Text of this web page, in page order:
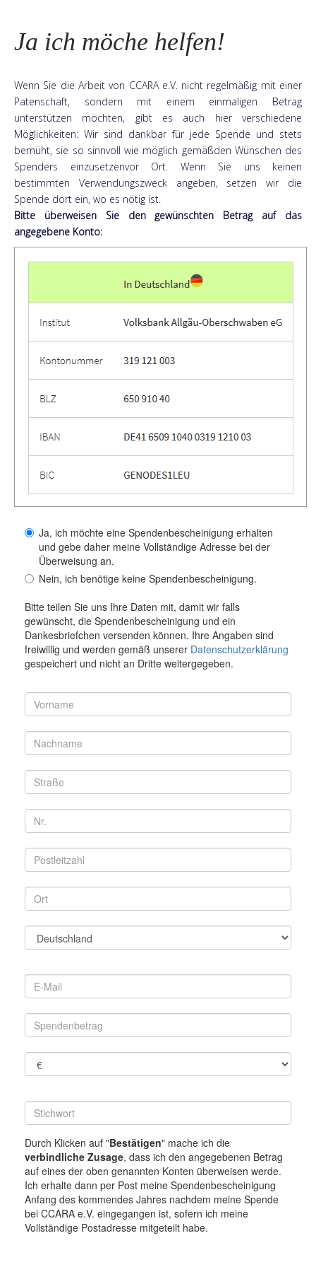
Ja ich möche helfen!
Wenn Sie die Arbeit von CCARA e.V. nicht regelmäßig mit einer
Patenschaft, sondern mit einem einmaligen Betrag
unterstützen möchten, gibt es auch hier verschiedene
Möglichkeiten: Wir sind dankbar für jede Spende und stets
bemüht, sie so sinnvoll wie möglich gemäßden Wünschen des
Spenders einzusetzenvor Ort. Wenn Sie uns keinen
bestimmten Verwendungszweck angeben, setzen wir die
Spende dort ein, wo es nötig ist.
Bitte überweisen Sie den gewünschten Betrag auf das
angegebene Konto: